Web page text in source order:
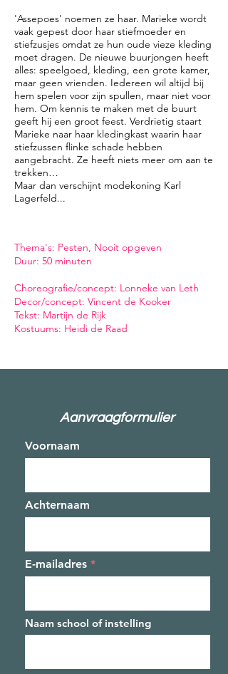
'Assepoes' noemen ze haar. Marieke wordt
vaak gepest door haar stiefmoeder en
stiefzusjes omdat ze hun oude vieze kleding
moet dragen. De nieuwe buurjongen heeft
alles: speelgoed, kleding, een grote kamer,
maar geen vrienden. Iedereen wil altijd bij
hem spelen voor zijn spullen, maar niet voor
hem. Om kennis te maken met de buurt
geeft hij een groot feest. Verdrietig staart
Marieke naar haar kledingkast waarin haar
stiefzussen flinke schade hebben
aangebracht. Ze heeft niets meer om aan te
trekken…
Maar dan verschijnt modekoning Karl
Lagerfeld...
Thema's: Pesten, Nooit opgeven
Duur: 50 minuten
Choreografie/concept: Lonneke van Leth
Decor/concept: Vincent de Kooker
Tekst: Martijn de Rijk
Kostuums: Heidi de Raad
Aanvraagformulier
Voornaam
Achternaam
E-mailadres
Naam school of instelling